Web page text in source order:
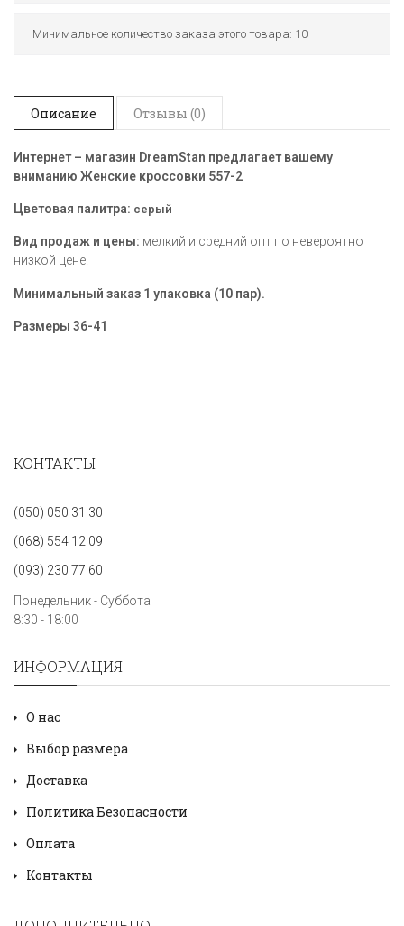
Минимальное количество заказа этого товара: 10
Описание Отзывы (0)
Интернет – магазин DreamStan предлагает вашему
вниманию Женские кроссовки 557-2
Цветовая палитра: серый
Вид продаж и цены: мелкий и средний опт по невероятно
низкой цене.
Минимальный заказ 1 упаковка (10 пар).
Размеры 36-41
КОНТАКТЫ
(050) 050 31 30
(068) 554 12 09
(093) 230 77 60
Понедельник - Суббота
8:30 - 18:00
ИНФОРМАЦИЯ
О нас
Выбор размера
Доставка
Политика Безопасности
Оплата
Контакты